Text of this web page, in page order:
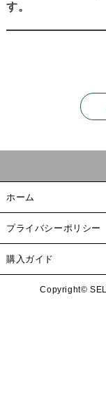
す。
ホーム
プライバシーポリシー
購入ガイド
Copyright©